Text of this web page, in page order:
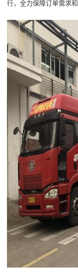
行，全力保障订单需求和